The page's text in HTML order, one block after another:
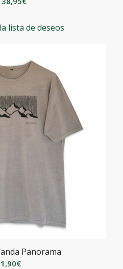
actual
lista de deseos
Panorama
€